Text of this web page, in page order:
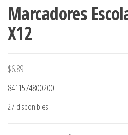
Marcadores
X12
$6.89
8411574800200
27 disponibles